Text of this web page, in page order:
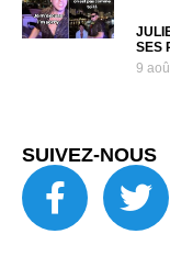
SES
9
SUIVEZ-NOUS